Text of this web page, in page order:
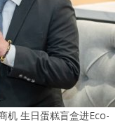
机 生日蛋糕盲盒进Eco-